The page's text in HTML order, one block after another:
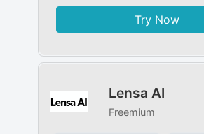
Try Now
Lensa AI
Freemium